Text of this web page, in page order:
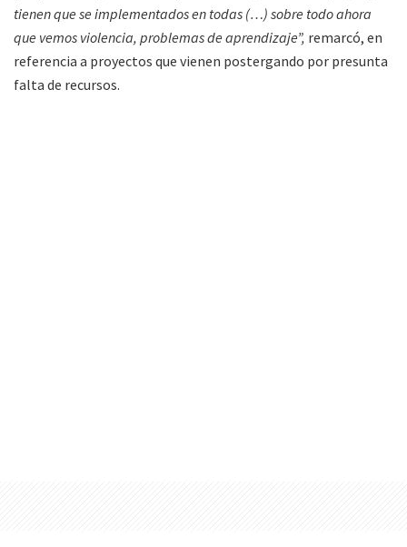
tienen que se implementados en todas (…) sobre todo ahora
que vemos violencia, problemas de aprendizaje”, remarcó, en
referencia a proyectos que vienen postergando por presunta
falta de recursos.